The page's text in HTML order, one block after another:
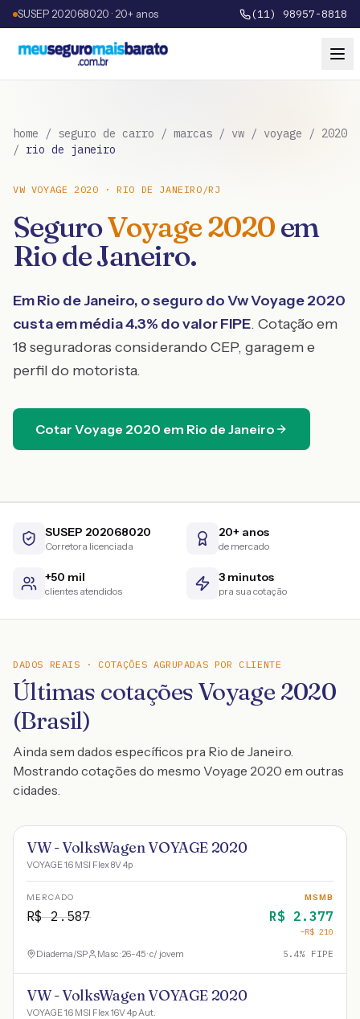
SUSEP 202068020 · 20+ anos (11) 98957-8818
home / seguro de carro / marcas / vw / voyage / 2020
/ rio de janeiro
VW VOYAGE 2020 ·RIO DE JANEIRO /RJ
SeguroVoyage2020em
Rio de Janeiro.
EmRio de Janeiro, o seguro doVwVoyage2020
custa em média4.3% do valor FIPE. Cotação em
18 seguradoras considerando CEP, garagem e
perfil do motorista.
Cotar Voyage 2020 em Rio de Janeiro
SUSEP 202068020
Corretora licenciada
20+ anos
de mercado
+50 mil
clientes atendidos
3 minutos
pra sua cotação
DADOS REAIS · COTAÇÕES AGRUPADAS POR CLIENTE
Últimas cotações Voyage 2020
(Brasil)
Ainda sem dados específicos pra Rio de Janeiro.
Mostrando cotações do mesmo Voyage 2020 em outras
cidades.
VW - VolksWagen VOYAGE 2020
VOYAGE 1.6 MSI Flex 8V 4p
MERCADO
R$2.587
MSMB
R$ 2.377
−R$ 210
Diadema/SP Masc · 26-45 · c/ jovem 5.4% FIPE
VW - VolksWagen VOYAGE 2020
VOYAGE 1.6 MSI Flex 16V 4p Aut.